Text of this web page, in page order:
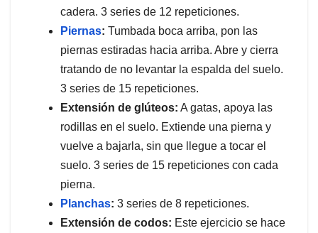
cadera. 3 series de 12 repeticiones.
Piernas: Tumbada boca arriba, pon las
piernas estiradas hacia arriba. Abre y cierra
tratando de no levantar la espalda del suelo.
3 series de 15 repeticiones.
Extensión de glúteos: A gatas, apoya las
rodillas en el suelo. Extiende una pierna y
vuelve a bajarla, sin que llegue a tocar el
suelo. 3 series de 15 repeticiones con cada
pierna.
Planchas: 3 series de 8 repeticiones.
Extensión de codos: Este ejercicio se hace